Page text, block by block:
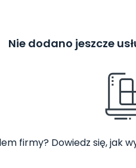
Nie dodano jeszcze
firmy? Dowiedz się, jak